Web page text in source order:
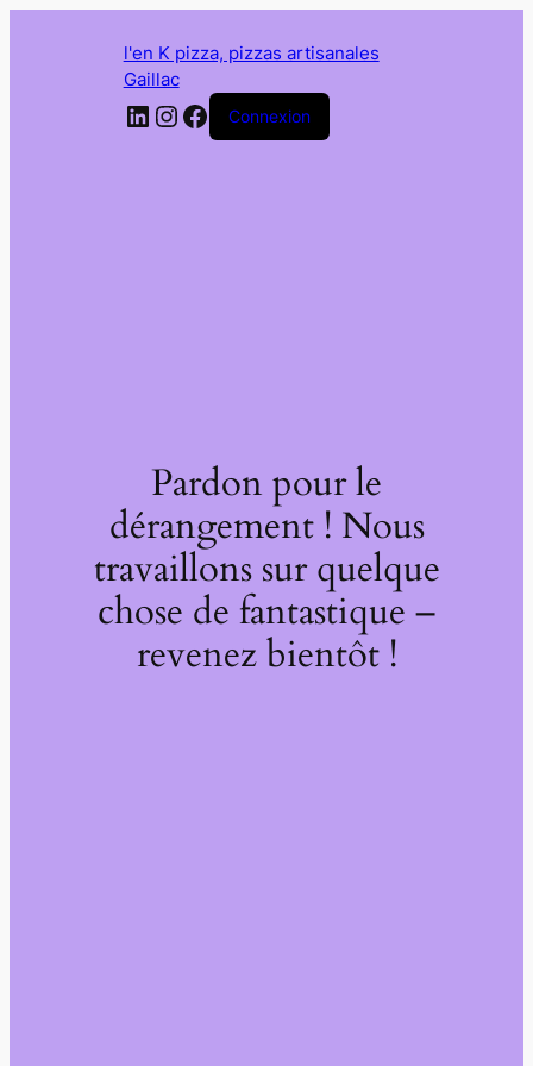
l'en K pizza, pizzas artisanales
Gaillac
LinkedIn
Instagram
Facebook
Connexion
Pardon pour le
dérangement ! Nous
travaillons sur quelque
chose de fantastique –
revenez bientôt !